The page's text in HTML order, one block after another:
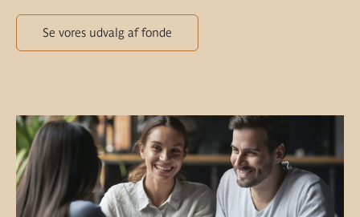
Se vores udvalg af fonde